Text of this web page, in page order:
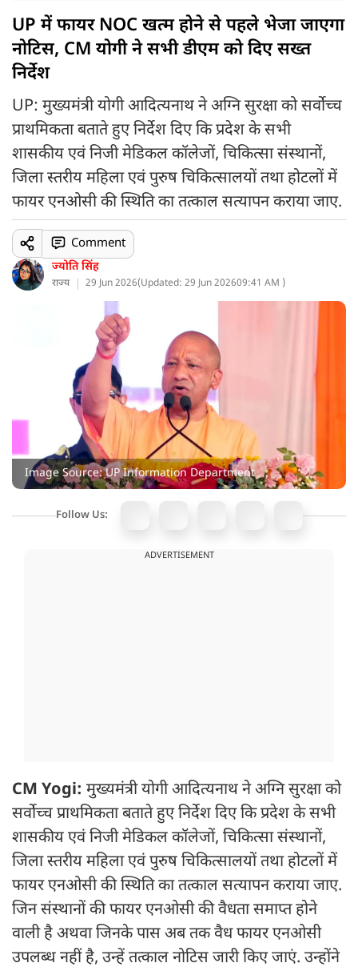
UP में फायर NOC खत्म होने से पहले भेजा जाएगा
नोटिस, CM योगी ने सभी डीएम को दिए सख्त
निर्देश
UP: मुख्यमंत्री योगी आदित्यनाथ ने अग्नि सुरक्षा को सर्वोच्च
प्राथमिकता बताते हुए निर्देश दिए कि प्रदेश के सभी
शासकीय एवं निजी मेडिकल कॉलेजों, चिकित्सा संस्थानों,
जिला स्तरीय महिला एवं पुरुष चिकित्सालयों तथा होटलों में
फायर एनओसी की स्थिति का तत्काल सत्यापन कराया जाए.
ज्योति सिंह
राज्य 29 Jun 2026(Updated: 29 Jun 202609:41 AM )
Comment
Image Source: UP Information Department
Follow Us:
ADVERTISEMENT
CM Yogi: मुख्यमंत्री योगी आदित्यनाथ ने अग्नि सुरक्षा को
सर्वोच्च प्राथमिकता बताते हुए निर्देश दिए कि प्रदेश के सभी
शासकीय एवं निजी मेडिकल कॉलेजों, चिकित्सा संस्थानों,
जिला स्तरीय महिला एवं पुरुष चिकित्सालयों तथा होटलों में
फायर एनओसी की स्थिति का तत्काल सत्यापन कराया जाए.
जिन संस्थानों की फायर एनओसी की वैधता समाप्त होने
वाली है अथवा जिनके पास अब तक वैध फायर एनओसी
उपलब्ध नहीं है, उन्हें तत्काल नोटिस जारी किए जाएं. उन्होंने